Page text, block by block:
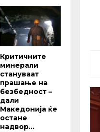
Критичните
минерали
стануваат
прашање на
безбедност –
дали
Македонија ќе
остане
надвор...